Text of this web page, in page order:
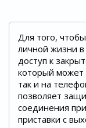
Для того,
личной жизни
доступ к
который может
так и на
позволяет
соединения
приставки с